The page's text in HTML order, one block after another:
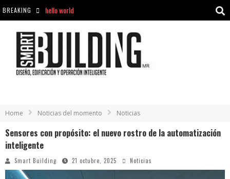
BREAKING hello world
hello world
Home Noticias del momento Noticias
Sensores con propósito: el nuevo rostro de la automatización
inteligente
Smart Building 21 octubre, 2025 Noticias